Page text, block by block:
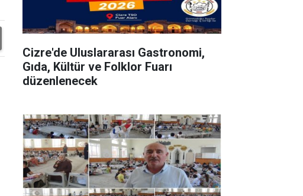
Cizre'de Uluslararası Gastronomi,
Gıda, Kültür ve Folklor Fuarı
düzenlenecek